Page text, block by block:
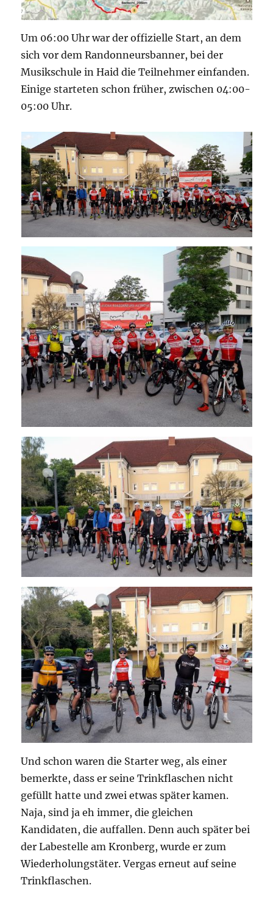
Um 06:00 Uhr war der offizielle Start, an dem
sich vor dem Randonneursbanner, bei der
Musikschule in Haid die Teilnehmer einfanden.
Einige starteten schon früher, zwischen 04:00-
05:00 Uhr.
Und schon waren die Starter weg, als einer
bemerkte, dass er seine Trinkflaschen nicht
gefüllt hatte und zwei etwas später kamen.
Naja, sind ja eh immer, die gleichen
Kandidaten, die auffallen. Denn auch später bei
der Labestelle am Kronberg, wurde er zum
Wiederholungstäter. Vergas erneut auf seine
Trinkflaschen.